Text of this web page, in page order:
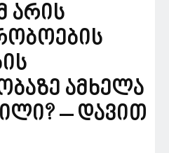
არის
ამხელა
– დავით